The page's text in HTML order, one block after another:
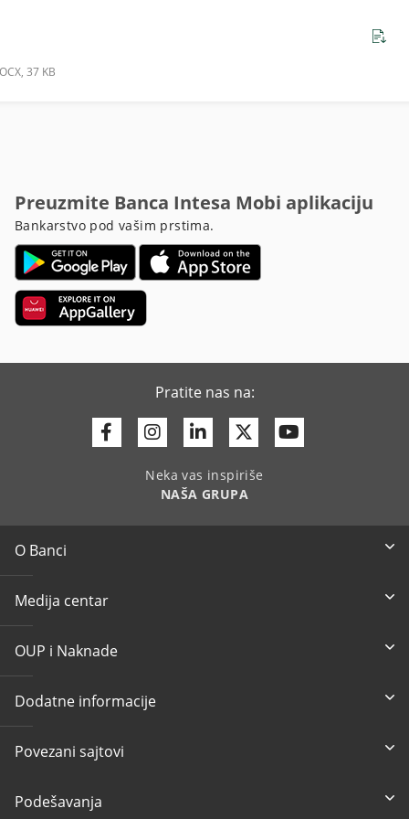
37 KB
Preuzmite Banca Intesa Mobi aplikaciju
Bankarstvo pod vašim prstima.
Pratite nas na:
FacebookInstagram
LinkedinTwitter
Neka vas inspiriše
NAŠA GRUPA
O Banci
Medija centar
OUP i Naknade
Dodatne informacije
Povezani sajtovi
Podešavanja